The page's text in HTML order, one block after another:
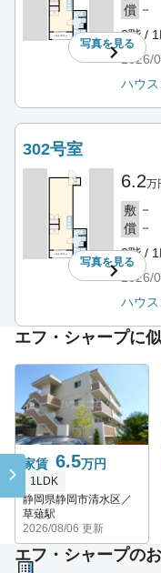
写真を見る
償 －
3階 /
2026/
ハウ
302号室
写真を見る
6.2万
敷 －
償 －
3階 /
2026/
ハウ
エフ・シャープに
家賃 6.5万円
1LDK
静岡県静岡市清水区／
草薙駅
2026/08/06 更新
エフ・シャープの